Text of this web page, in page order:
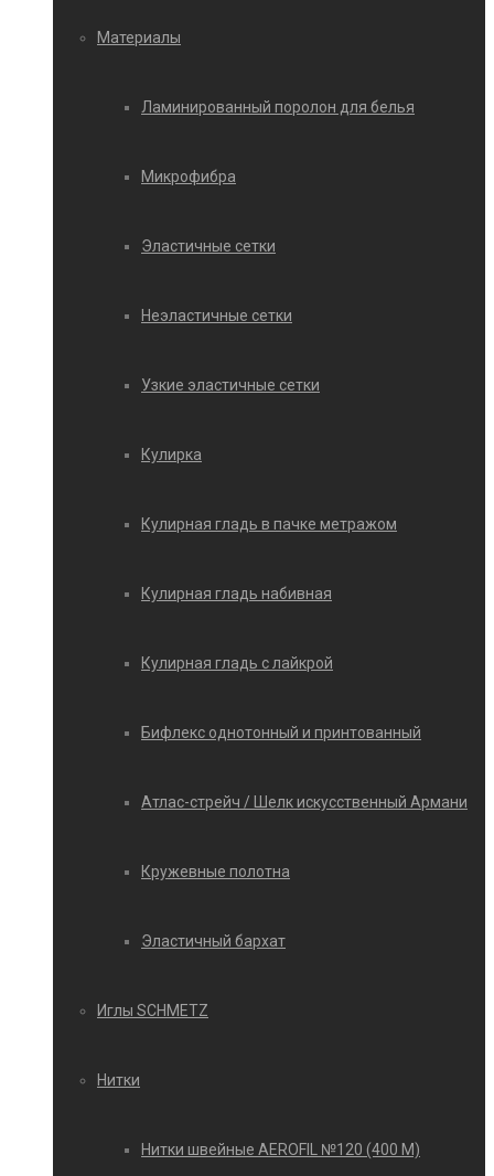
Материалы
Ламинированный поролон для белья
Микрофибра
Эластичные сетки
Неэластичные сетки
Узкие эластичные сетки
Кулирка
Кулирная гладь в пачке метражом
Кулирная гладь набивная
Кулирная гладь с лайкрой
Бифлекс однотонный и принтованный
Атлас-стрейч / Шелк искусственный Армани
Кружевные полотна
Эластичный бархат
Иглы SCHMETZ
Нитки
Нитки швейные AEROFIL №120 (400 М)